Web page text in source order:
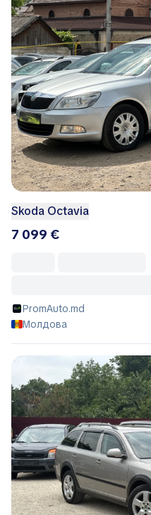
Skoda Octavia
7 099 €
PromAuto.md
Молдова